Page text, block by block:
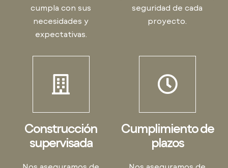
cumpla con sus
necesidades y
expectativas.
seguridad de cada
proyecto.
Construcción
supervisada
Cumplimiento de
plazos